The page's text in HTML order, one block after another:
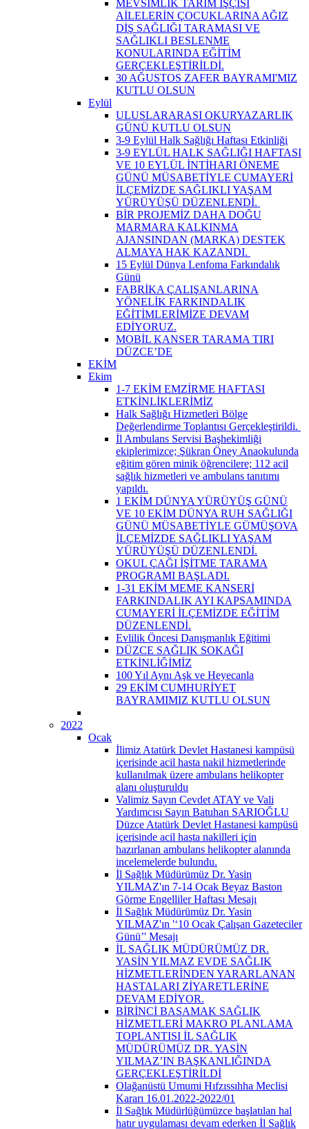
MEVSİMLİK TARIM İŞÇİSİ
AİLELERİN ÇOCUKLARINA AĞIZ
DİŞ SAĞLIĞI TARAMASI VE
SAĞLIKLI BESLENME
KONULARINDA EĞİTİM
GERÇEKLEŞTİRİLDİ.
30 AĞUSTOS ZAFER BAYRAMI'MIZ
KUTLU OLSUN
Eylül
ULUSLARARASI OKURYAZARLIK
GÜNÜ KUTLU OLSUN
3-9 Eylül Halk Sağlığı Haftası Etkinliği
3-9 EYLÜL HALK SAĞLIĞI HAFTASI
VE 10 EYLÜL İNTİHARI ÖNEME
GÜNÜ MÜSABETİYLE CUMAYERİ
İLÇEMİZDE SAĞLIKLI YAŞAM
YÜRÜYÜŞÜ DÜZENLENDİ. ​
BİR PROJEMİZ DAHA DOĞU
MARMARA KALKINMA
AJANSINDAN (MARKA) DESTEK
ALMAYA HAK KAZANDI. ​
15 Eylül Dünya Lenfoma Farkındalık
Günü
FABRİKA ÇALIŞANLARINA
YÖNELİK FARKINDALIK
EĞİTİMLERİMİZE DEVAM
EDİYORUZ.
MOBİL KANSER TARAMA TIRI
DÜZCE’DE
EKİM
Ekim
1-7 EKİM EMZİRME HAFTASI
ETKİNLİKLERİMİZ
Halk Sağlığı Hizmetleri Bölge
Değerlendirme Toplantısı Gerçekleştirildi. ​
İl Ambulans Servisi Başhekimliği
ekiplerimizce; Şükran Öney Anaokulunda
eğitim gören minik öğrencilere; 112 acil
sağlık hizmetleri ve ambulans tanıtımı
yapıldı.
1 EKİM DÜNYA YÜRÜYÜŞ GÜNÜ
VE 10 EKİM DÜNYA RUH SAĞLIĞI
GÜNÜ MÜSABETİYLE GÜMÜŞOVA
İLÇEMİZDE SAĞLIKLI YAŞAM
YÜRÜYÜŞÜ DÜZENLENDİ.
OKUL ÇAĞI İŞİTME TARAMA
PROGRAMI BAŞLADI.
1-31 EKİM MEME KANSERİ
FARKINDALIK AYI KAPSAMINDA
CUMAYERİ İLÇEMİZDE EĞİTİM
DÜZENLENDİ.
Evlilik Öncesi Danışmanlık Eğitimi
DÜZCE SAĞLIK SOKAĞI
ETKİNLİĞİMİZ
100 Yıl Aynı Aşk ve Heyecanla
29 EKİM CUMHURİYET
BAYRAMIMIZ KUTLU OLSUN
2022
Ocak
İlimiz Atatürk Devlet Hastanesi kampüsü
içerisinde acil hasta nakil hizmetlerinde
kullanılmak üzere ambulans helikopter
alanı oluşturuldu
Valimiz Sayın Cevdet ATAY ve Vali
Yardımcısı Sayın Batuhan SARIOĞLU
Düzce Atatürk Devlet Hastanesi kampüsü
içerisinde acil hasta nakilleri için
hazırlanan ambulans helikopter alanında
incelemelerde bulundu.
İl Sağlık Müdürümüz Dr. Yasin
YILMAZ'ın 7-14 Ocak Beyaz Baston
Görme Engelliler Haftası Mesajı
İl Sağlık Müdürümüz Dr. Yasin
YILMAZ'ın '‘10 Ocak Çalışan Gazeteciler
Günü’' Mesajı
İL SAĞLIK MÜDÜRÜMÜZ DR.
YASİN YILMAZ EVDE SAĞLIK
HİZMETLERİNDEN YARARLANAN
HASTALARI ZİYARETLERİNE
DEVAM EDİYOR.
BİRİNCİ BASAMAK SAĞLIK
HİZMETLERİ MAKRO PLANLAMA
TOPLANTISI İL SAĞLIK
MÜDÜRÜMÜZ DR. YASİN
YILMAZ’IN BAŞKANLIĞINDA
GERÇEKLEŞTİRİLDİ
Olağanüstü Umumi Hıfzıssıhha Meclisi
Kararı 16.01.2022-2022/01
İl Sağlık Müdürlüğümüzce başlatılan hal
hatır uygulaması devam ederken İl Sağlık